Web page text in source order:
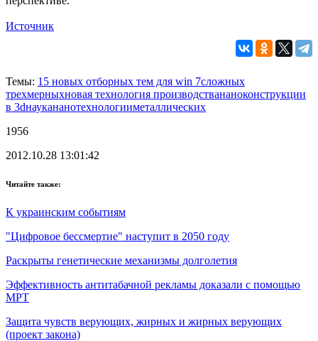
Источник
Темы: 15 новых отборных тем для win 7сложных
трехмерныхновая технология производствананоконструкции
в 3dнаукананотехнологииметаллических
1956
2012.10.28 13:01:42
Читайте также:
К украинским событиям
"Цифровое бессмертие" наступит в 2050 году
Раскрыты генетические механизмы долголетия
Эффективность антитабачной рекламы доказали с помощью
МРТ
Защита чувств верующих, жирных и жирных верующих
(проект закона)